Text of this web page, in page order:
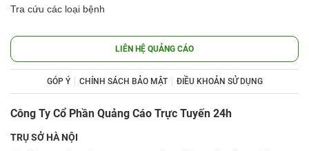
Tra cứu các loại bệnh
LIÊN HỆ QUẢNG CÁO
GÓP Ý CHÍNH SÁCH BẢO MẬT ĐIỀU KHOẢN SỬ DỤNG
Công Ty Cổ Phần Quảng Cáo Trực Tuyến 24h
TRỤ SỞ HÀ NỘI